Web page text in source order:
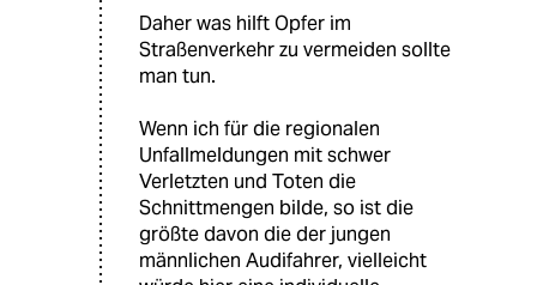
Daher was hilft Opfer im
Straßenverkehr zu vermeiden sollte
man tun.
Wenn ich für die regionalen
Unfallmeldungen mit schwer
Verletzten und Toten die
Schnittmengen bilde, so ist die
größte davon die der jungen
männlichen Audifahrer, vielleicht